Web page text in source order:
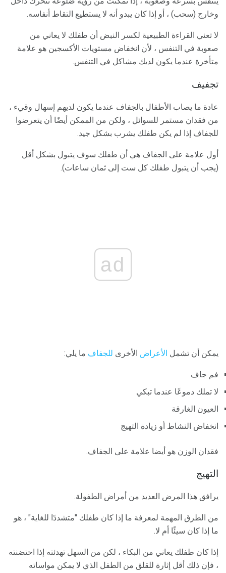
وخارج (سحب) ، أو إذا كان يبدو أنه لا يستطيع التقاط أنفاسه.
لا تعني القراءة الطبيعية لكسر النبض أن طفلك لا يعاني من
صعوبة في التنفس ، لأن انخفاض مستويات الأكسجين هو علامة
متأخرة عندما يكون لديك مشاكل في التنفس.
تجفيف
عادة ما يصاب الأطفال بالجفاف عندما يكون لديهم إسهال وقيء ،
من فقدان مستمر للسوائل ، ولكن من الممكن أيضًا أن يتعرضوا
للجفاف إذا لم يكن طفلك يشرب بشكل جيد.
أول علامة على الجفاف هي أن طفلك سوف يتبول بشكل أقل
(يجب أن يتبول طفلك كل ست إلى ثمان ساعات).
ad
يمكن أن تشمل الأعراض الأخرى للجفاف ما يلي:
فم جاف
لا تملك دموعًا عندما تبكي
العيون الغارقة
انخفاض النشاط أو زيادة التهيج
فقدان الوزن هو أيضا علامة على الجفاف.
التهيج
يرافق هذا المرض العديد من أمراض الطفولة.
من الطرق المهمة لمعرفة ما إذا كان طفلك "متشددًا للغاية" ، هو
ما إذا كان سيئًا أم لا.
إذا كان طفلك يعاني من البكاء ، لكن من السهل تهدئته إذا احتضنته
، فإن ذلك أقل إثارة للقلق من الطفل الذي لا يمكن مواساته